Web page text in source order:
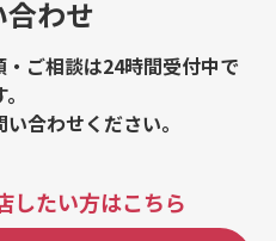
わせ
ご相談は24時間受付中で
合わせください。
したい方はこちら